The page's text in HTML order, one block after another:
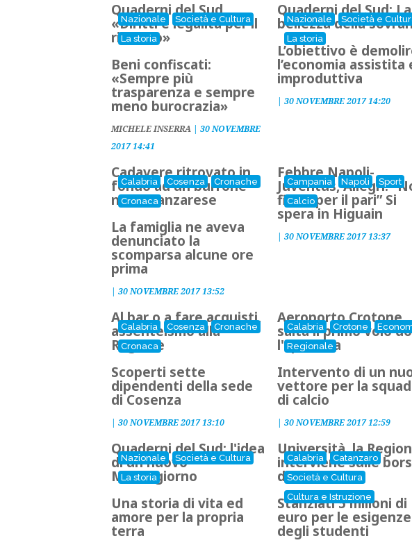
Nazionale
Società e Cultura
La storia
Quaderni del Sud,
«Diritti e legalità per il
riscatto»
Beni confiscati:
«Sempre più
trasparenza e sempre
meno burocrazia»
MICHELE INSERRA | 30 NOVEMBRE
2017 14:41
Nazionale
Società e
La storia
Quaderni del Sud: La
bellezza della
L’obiettivo è
l’economia assistita
improduttiva
|30 NOVEMBRE 2017 14:20
Calabria Cosenza
Cronache
Cronaca
Cadavere ritrovato in
fondo ad un burrone
nel Catanzarese
La famiglia ne aveva
denunciato la
scomparsa alcune ore
prima
| 30 NOVEMBRE 2017 13:52
Campania Napoli
Sport
Calcio
Febbre Napoli-
Juventus, Allegri:
firmo per il pari” Si
spera in Higuain
|30 NOVEMBRE 2017 13:37
Calabria Cosenza
Cronache
Cronaca
Al bar o a fare acquisti,
assenteismo alla
Regione
Scoperti sette
dipendenti della sede
di Cosenza
| 30 NOVEMBRE 2017 13:10
Calabria Crotone
Regionale
Aeroporto Crotone,
salta il primo volo
l'apertura
Intervento di un
vettore per la
di calcio
|30 NOVEMBRE 2017 12:59
Nazionale
Società e Cultura
La storia
Quaderni del Sud: l'idea
di un nuovo
Mezzogiorno
Una storia di vita ed
amore per la propria
terra
Calabria
Catanzaro
Società e Cultura
Cultura e Istruzione
Università, la
interviene sulle
di studio
Stanziati 5 milioni di
euro per le esigenze
degli studenti